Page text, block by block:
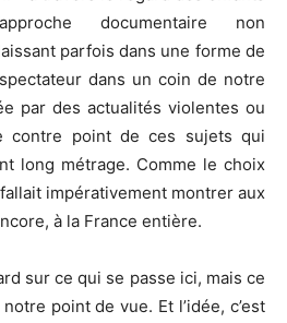
documentaire non
parfois dans une forme de
dans un coin de notre
par des actualités violentes ou
contre point de ces sujets qui
long métrage. Comme le choix
impérativement montrer aux
à la France entière.
sur ce qui se passe ici, mais ce
point de vue. Et l’idée, c’est